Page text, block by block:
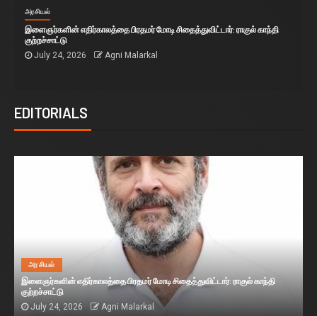
அரசியல்
இளைஞர்களின் எதிர்காலத்தை பிரதமர் மோடி சிதைத்துவிட்டார்: ராகுல் காந்தி
குற்றச்சாட்டு
July 24, 2026
Agni Malarkal
EDITORIALS
அரசியல்
இளைஞர்களின் எதிர்காலத்தை பிரதமர் மோடி சிதைத்துவிட்டார்: ராகுல் காந்தி
குற்றச்சாட்டு
July 24, 2026
Agni Malarkal